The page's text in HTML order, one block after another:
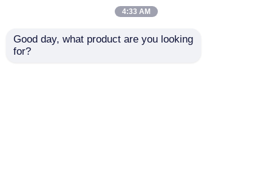
3840hz Tasso di
aggiornamento
4:33 AM
Good day, what product are you looking
for?